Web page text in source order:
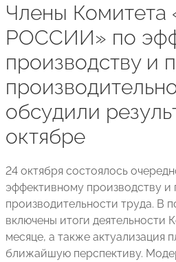
Члены
РОССИИ» по
производству и
обсудили
октябре
24 октября состоялось
эффективному производству
производительности труда. В
включены итоги деятельности
месяце, а также актуализация
ближайшую перспективу.